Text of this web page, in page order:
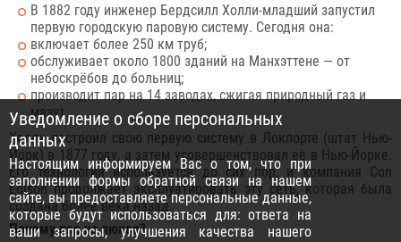
В 1882 году инженер Бердсилл Холли-младший запустил
первую городскую паровую систему. Сегодня она:
включает более 250 км труб;
обслуживает около 1800 зданий на Манхэттене — от
небоскрёбов до больниц;
производит пар на 14 заводах, сжигая природный газ и
мазут.
Холли построил свою первую систему в Локпорте (штат Нью-
Йорк) в 1877 году, а затем усовершенствовал её в Нью-Йорке.
Его технология используется до сих пор, и компания Con
Edison продолжает эксплуатировать эту сеть, которая была
создана более века назад.
Почему пар из люков?
Уведомление о сборе персональных
данных
Настоящим информируем Вас о том, что при
заполнении формы обратной связи на нашем
сайте, вы предоставляете персональные данные,
которые будут использоваться для: ответа на
ваши запросы, улучшения качества нашего